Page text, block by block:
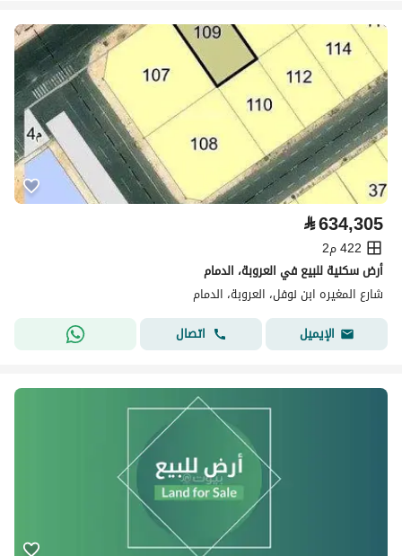
⃁634,305
422 م2
أرض سكنية للبيع في العروبة، الدمام
شارع المغيره ابن نوفل، العروبة، الدمام
الإيميل
اتصال